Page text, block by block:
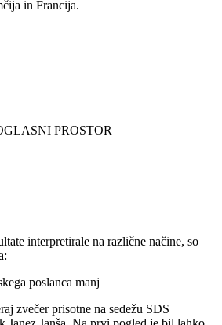
in Francija.
interpretirale na različne načine, so
poslanca manj
zvečer prisotne na sedežu SDS